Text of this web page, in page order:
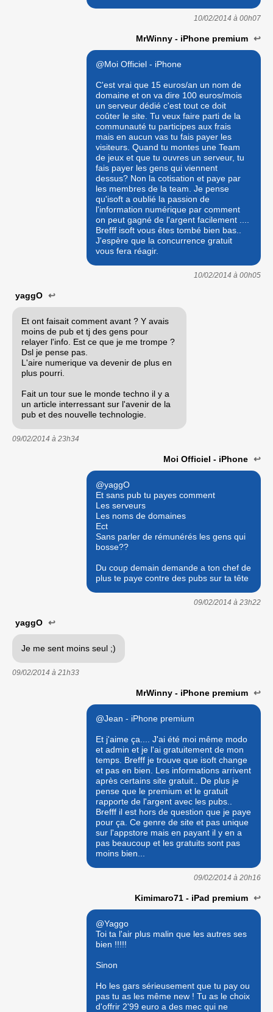
10/02/2014 à 00h07
MrWinny - iPhone premium ↩
@Moi Officiel - iPhone
C'est vrai que 15 euros/an un nom de
domaine et on va dire 100 euros/mois
un serveur dédié c'est tout ce doit
coûter le site. Tu veux faire parti de la
communauté tu participes aux frais
mais en aucun vas tu fais payer les
visiteurs. Quand tu montes une Team
de jeux et que tu ouvres un serveur, tu
fais payer les gens qui viennent
dessus? Non la cotisation et paye par
les membres de la team. Je pense
qu'isoft a oublié la passion de
l'information numérique par comment
on peut gagné de l'argent facilement ....
Brefff isoft vous êtes tombé bien bas..
J'espère que la concurrence gratuit
vous fera réagir.
10/02/2014 à 00h05
yaggO ↩
Et ont faisait comment avant ? Y avais
moins de pub et tj des gens pour
relayer l'info. Est ce que je me trompe ?
Dsl je pense pas.
L'aire numerique va devenir de plus en
plus pourri.
Fait un tour sue le monde techno il y a
un article interressant sur l'avenir de la
pub et des nouvelle technologie.
09/02/2014 à 23h34
Moi Officiel - iPhone ↩
@yaggO
Et sans pub tu payes comment
Les serveurs
Les noms de domaines
Ect
Sans parler de rémunérés les gens qui
bosse??
Du coup demain demande a ton chef de
plus te paye contre des pubs sur ta tête
09/02/2014 à 23h22
yaggO ↩
Je me sent moins seul ;)
09/02/2014 à 21h33
MrWinny - iPhone premium ↩
@Jean - iPhone premium
Et j'aime ça.... J'ai été moi même modo
et admin et je l'ai gratuitement de mon
temps. Brefff je trouve que isoft change
et pas en bien. Les informations arrivent
après certains site gratuit.. De plus je
pense que le premium et le gratuit
rapporte de l'argent avec les pubs..
Brefff il est hors de question que je paye
pour ça. Ce genre de site et pas unique
sur l'appstore mais en payant il y en a
pas beaucoup et les gratuits sont pas
moins bien...
09/02/2014 à 20h16
Kimimaro71 - iPad premium ↩
@Yaggo
Toi ta l'air plus malin que les autres ses
bien !!!!!
Sinon
Ho les gars sérieusement que tu pay ou
pas tu as les même new ! Tu as le choix
d'offrir 2'99 euro a des mec qui ne